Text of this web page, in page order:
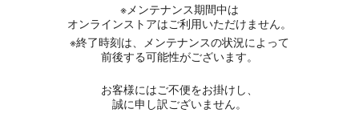
※メンテナンス期間中は
オンラインストアはご利用いただけません。
※終了時刻は、メンテナンスの状況によって
前後する可能性がございます。
お客様にはご不便をお掛けし、
誠に申し訳ございません。